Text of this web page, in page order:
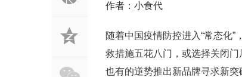
作者：小食代
随着中国疫情防控进入“常态化
救措施五花八门，或选择关闭门
也有的逆势推出新品牌寻求新突